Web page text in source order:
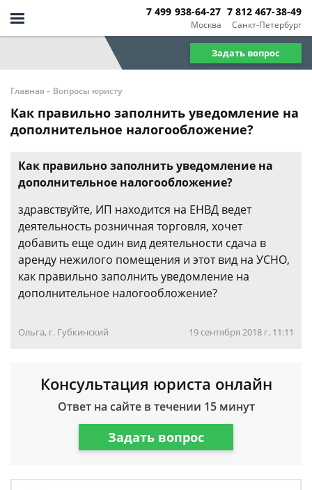
Москва
7 499 938-64-27
Санкт-Петербург
7 812 467-38-49
Задать вопрос
Главная - Вопросы юристу
Как правильно заполнить уведомление на
дополнительное налогообложение?
Как правильно заполнить уведомление на
дополнительное налогообложение?
здравствуйте, ИП находится на ЕНВД ведет
деятельность розничная торговля, хочет
добавить еще один вид деятельности сдача в
аренду нежилого помещения и этот вид на УСНО,
как правильно заполнить уведомление на
дополнительное налогообложение?
Ольга, г. Губкинский 19 сентября 2018 г. 11:11
Консультация юриста онлайн
Ответ на сайте в течении 15 минут
Задать вопрос